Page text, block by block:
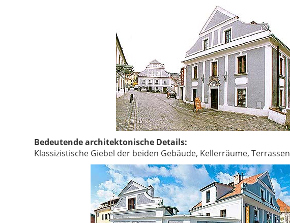
Bedeutende architektonische Details:
Klassizistische Giebel der beiden Gebäude, Kellerräume, Terrassen